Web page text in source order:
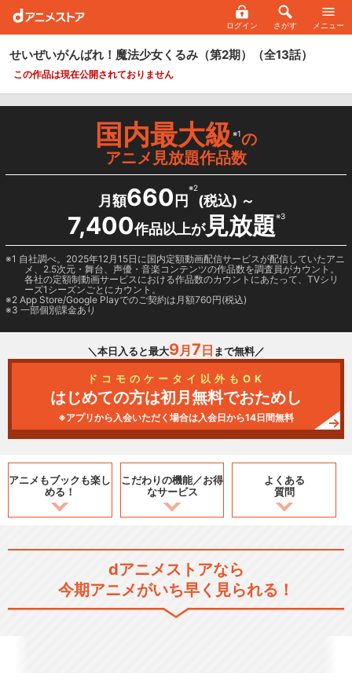
ログイン さがす メニュー
せいぜいがんばれ！魔法少女くるみ（第2期） （全13話）
この作品は現在公開されておりません
国内最大級※1の
アニメ見放題作品数
月額660 円
※2
(税込) ～
7,400作品以上が見放題※3
1 自社調べ。2025年12月15日に国内定額動画配信サービスが配信していたアニ
メ、2.5次元・舞台、声優・音楽コンテンツの作品数を調査員がカウント。
各社の定額制動画サービスにおける作品数のカウントにあたって、TVシリ
ーズ1シーズンごとにカウント。
2 App Store/Google Playでのご契約は月額760円(税込)
3 一部個別課金あり
＼本日入ると最大9月 7 日 まで無料／
ドコモのケータイ以外もOK
はじめての方は初月無料でおためし
※アプリから入会いただく場合は入会日から14日間無料
アニメもブックも楽し
める！
こだわりの機能／お得
なサービス
よくある
質問
dアニメストアなら
今期アニメがいち早く見られる！